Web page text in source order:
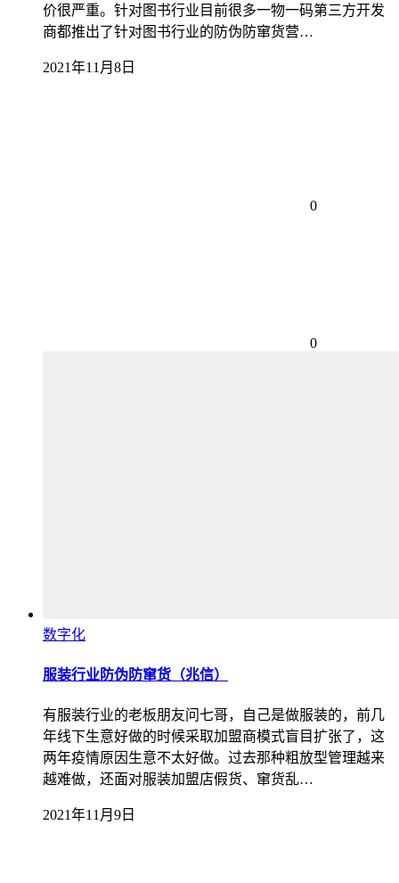
价很严重。针对图书行业目前很多一物一码第三方开发
商都推出了针对图书行业的防伪防窜货营…
2021年11月8日
0
0
数字化
服装行业防伪防窜货（兆信）
有服装行业的老板朋友问七哥，自己是做服装的，前几
年线下生意好做的时候采取加盟商模式盲目扩张了，这
两年疫情原因生意不太好做。过去那种粗放型管理越来
越难做，还面对服装加盟店假货、窜货乱…
2021年11月9日